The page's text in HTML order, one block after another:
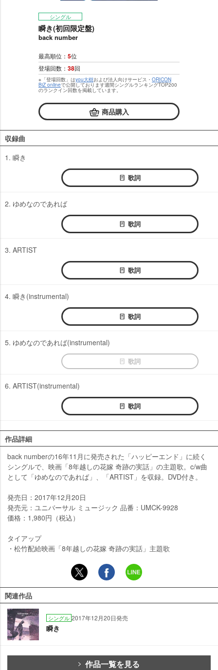
シングル
瞬き(初回限定盤)
back number
最高順位： 5位
登場回数： 38回
※「登場回数」はyou大樹および法人向けサービス・ ORICON
BiZ onlineで公開しております週間シングルランキングTOP200
のランクイン回数を掲載しています。
商品購入
収録曲
1. 瞬き
歌詞
2. ゆめなのであれば
歌詞
3. ARTIST
歌詞
4. 瞬き(instrumental)
歌詞
5. ゆめなのであれば(instrumental)
歌詞
6. ARTIST(instrumental)
歌詞
作品詳細
back numberの16年11月に発売された「ハッピーエンド」に続く
シングルで、映画「8年越しの花嫁 奇跡の実話」の主題歌。c/w曲
として「ゆめなのであれば」、「ARTIST」を収録。DVD付き。
発売日：2017年12月20日
発売元：ユニバーサル ミュージック 品番：UMCK-9928
価格：1,980円（税込）
タイアップ
・松竹配給映画「8年越しの花嫁 奇跡の実話」主題歌
関連作品
シングル 2017年12月20日発売
瞬き
作品一覧を見る